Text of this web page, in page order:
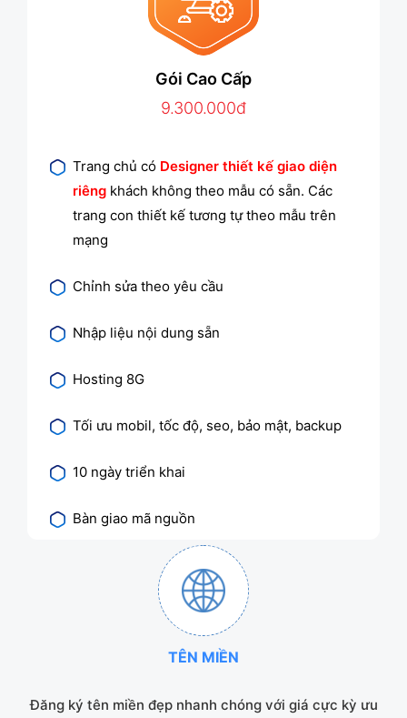
Gói Cao Cấp
9.300.000đ
Trang chủ có Designer thiết kế giao diện
riêng khách không theo mẫu có sẵn. Các
trang con thiết kế tương tự theo mẫu trên
mạng
Chỉnh sửa theo yêu cầu
Nhập liệu nội dung sẵn
Hosting 8G
Tối ưu mobil, tốc độ, seo, bảo mật, backup
10 ngày triển khai
Bàn giao mã nguồn
TÊN MIỀN
Đăng ký tên miền đẹp nhanh chóng với giá cực kỳ ưu